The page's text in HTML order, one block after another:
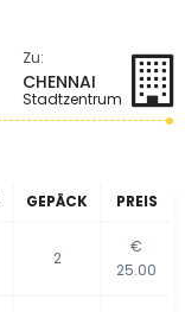
Zu:
CHENNAI
Stadtzentrum
GEPÄCK PREIS
2
€
25.00